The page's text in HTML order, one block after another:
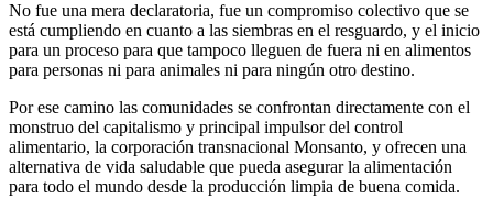
No fue una mera declaratoria, fue un compromiso colectivo que se
está cumpliendo en cuanto a las siembras en el resguardo, y el inicio
para un proceso para que tampoco lleguen de fuera ni en alimentos
para personas ni para animales ni para ningún otro destino.
Por ese camino las comunidades se confrontan directamente con el
monstruo del capitalismo y principal impulsor del control
alimentario, la corporación transnacional Monsanto, y ofrecen una
alternativa de vida saludable que pueda asegurar la alimentación
para todo el mundo desde la producción limpia de buena comida.